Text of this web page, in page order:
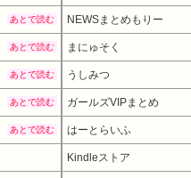
あとで読む NEWSまとめもりー
あとで読む まにゅそく
あとで読む うしみつ
あとで読む ガールズVIPまとめ
あとで読む はーとらいふ
Kindleストア